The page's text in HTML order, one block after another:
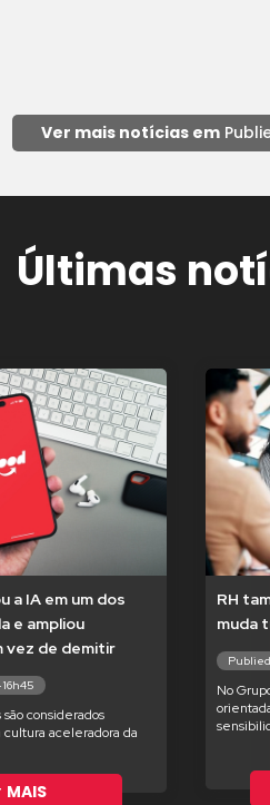
Ver mais notícias em
Últimas
a IA em um dos
e ampliou
vez de demitir
considerados
aceleradora da
MAIS
RH
muda
No